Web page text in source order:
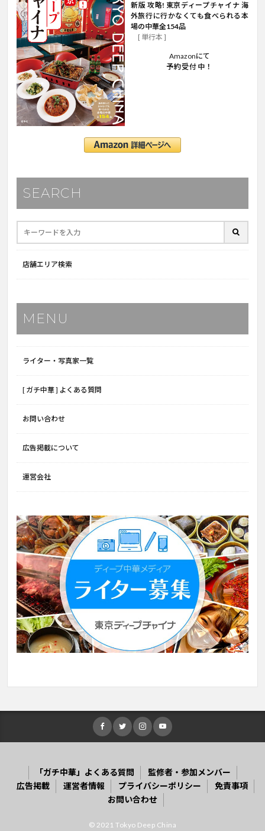
新版 攻略! 東京ディープチャイナ 海
外旅行に行かなくても食べられる本
場の中華全154品
[ 単行本 ]
Amazonにて
予約受付中！
SEARCH
店舗エリア検索
MENU
ライター・写真家一覧
[ ガチ中華 ] よくある質問
お問い合わせ
広告掲載について
運営会社
「ガチ中華」よくある質問
監修者・参加メンバー
広告掲載
運営者情報 プライバシーポリシー
免責事項
お問い合わせ
© 2021 Tokyo Deep China